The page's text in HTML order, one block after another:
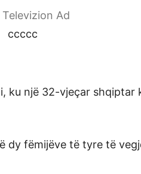
Ad
ccccc
ku një 32-vjeçar shqiptar
dy fëmijëve të tyre të